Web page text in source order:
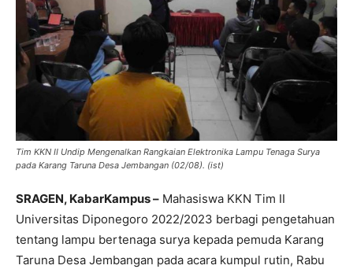
Tim KKN II Undip Mengenalkan Rangkaian Elektronika Lampu Tenaga Surya
pada Karang Taruna Desa Jembangan (02/08). (ist)
SRAGEN, KabarKampus – Mahasiswa KKN Tim II
Universitas Diponegoro 2022/2023 berbagi pengetahuan
tentang lampu bertenaga surya kepada pemuda Karang
Taruna Desa Jembangan pada acara kumpul rutin, Rabu